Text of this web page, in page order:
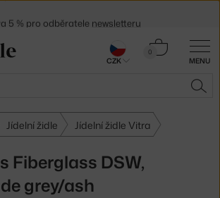
MENU
0
Košík
Jídelní židle Jídelní židle Vitra
Fiberglass DSW,
grey/ash
30 dní na vrácení zboží
CZK